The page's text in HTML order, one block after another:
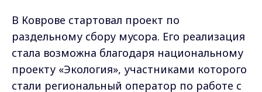
В Коврове стартовал проект по
раздельному сбору мусора. Его реализация
стала возможна благодаря национальному
проекту «Экология», участниками которого
стали региональный оператор по работе с